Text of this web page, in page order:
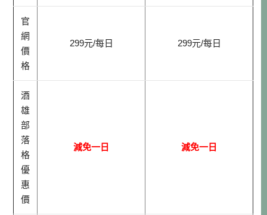
官
網
價
格
299元/每日 299元/每日
酒
雄
部
落
格
優
惠
價
減免一日 減免一日